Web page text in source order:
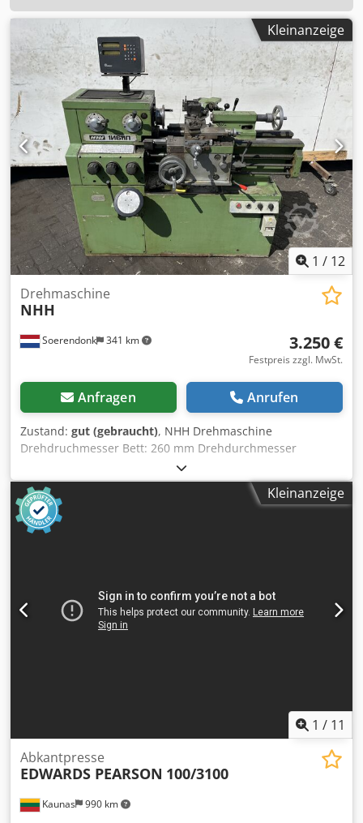
Kleinanzeige
1 / 12
Soerendonk 341 km
Drehmaschine
NHH
3.250 €
Festpreis zzgl. MwSt.
Anfragen Anrufen
Zustand: gut (gebraucht), NHH Drehmaschine
Drehdruchmesser Bett: 260 mm Drehdurchmesser
Support: 160 mm Durchlass: 26 mm Drehlänge: 600 mm
Heidenhain digital bemesserung Chjdemw Ukcepfx Akcsa
Durchmesser Futter: 155 mm Drehzahl: 2000 Umw/Min
Abmasse: 150x85x155 cm LxBxH
Kleinanzeige
1 / 11
Kaunas 990 km
Abkantpresse
EDWARDS PEARSON 100/3100